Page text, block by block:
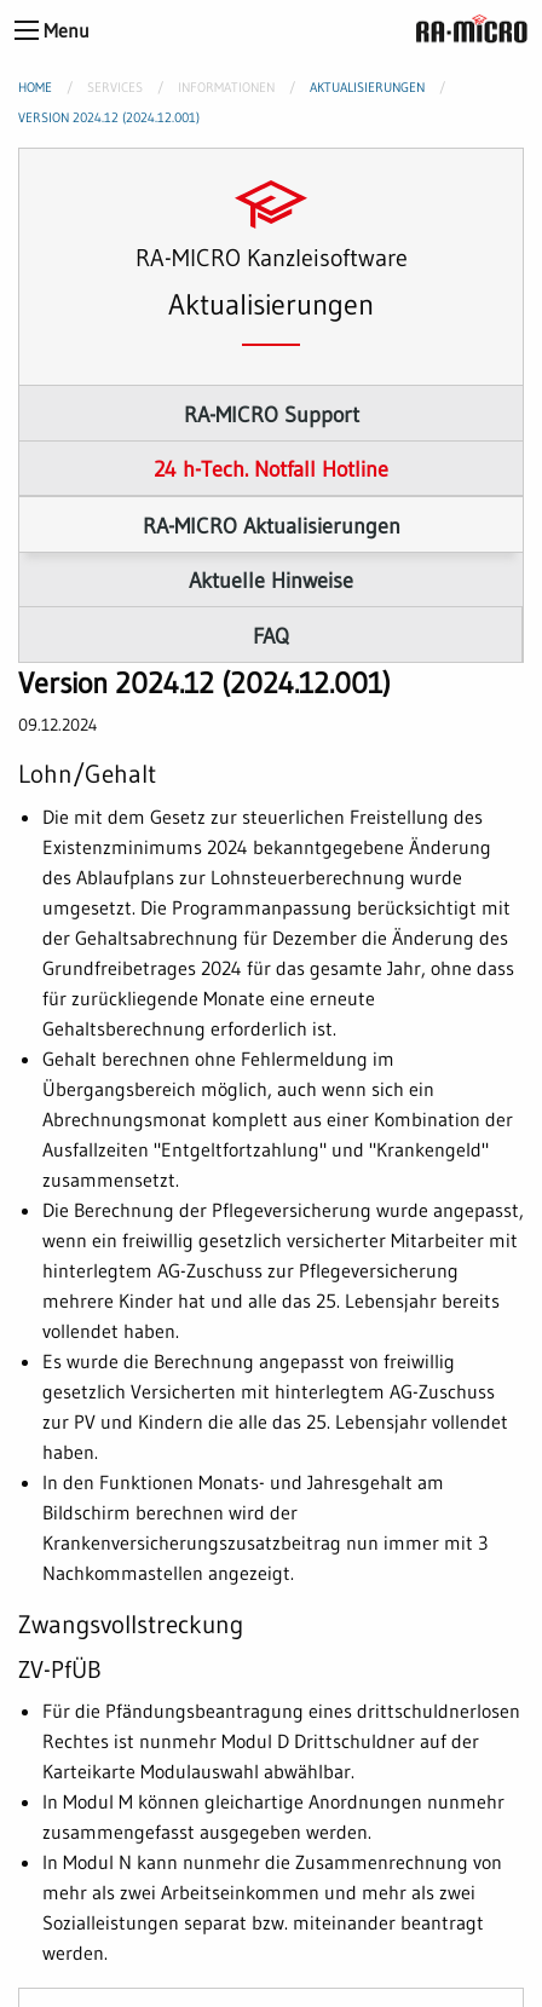
Menu
HOME SERVICES INFORMATIONEN
AKTUALISIERUNGEN
VERSION 2024.12 (2024.12.001)
RA-MICRO Kanzleisoftware
Aktualisierungen
RA-MICRO Support
24 h-Tech. Notfall Hotline
RA-MICRO Aktualisierungen
Aktuelle Hinweise
FAQ
Version 2024.12 (2024.12.001)
09.12.2024
Lohn/Gehalt
Die mit dem Gesetz zur steuerlichen Freistellung des
Existenzminimums 2024 bekanntgegebene Änderung
des Ablaufplans zur Lohnsteuerberechnung wurde
umgesetzt. Die Programmanpassung berücksichtigt mit
der Gehaltsabrechnung für Dezember die Änderung des
Grundfreibetrages 2024 für das gesamte Jahr, ohne dass
für zurückliegende Monate eine erneute
Gehaltsberechnung erforderlich ist.
Gehalt berechnen ohne Fehlermeldung im
Übergangsbereich möglich, auch wenn sich ein
Abrechnungsmonat komplett aus einer Kombination der
Ausfallzeiten "Entgeltfortzahlung" und "Krankengeld"
zusammensetzt.
Die Berechnung der Pflegeversicherung wurde angepasst,
wenn ein freiwillig gesetzlich versicherter Mitarbeiter mit
hinterlegtem AG-Zuschuss zur Pflegeversicherung
mehrere Kinder hat und alle das 25. Lebensjahr bereits
vollendet haben.
Es wurde die Berechnung angepasst von freiwillig
gesetzlich Versicherten mit hinterlegtem AG-Zuschuss
zur PV und Kindern die alle das 25. Lebensjahr vollendet
haben.
In den Funktionen Monats- und Jahresgehalt am
Bildschirm berechnen wird der
Krankenversicherungszusatzbeitrag nun immer mit 3
Nachkommastellen angezeigt.
Zwangsvollstreckung
ZV-PfÜB
Für die Pfändungsbeantragung eines drittschuldnerlosen
Rechtes ist nunmehr Modul D Drittschuldner auf der
Karteikarte Modulauswahl abwählbar.
In Modul M können gleichartige Anordnungen nunmehr
zusammengefasst ausgegeben werden.
In Modul N kann nunmehr die Zusammenrechnung von
mehr als zwei Arbeitseinkommen und mehr als zwei
Sozialleistungen separat bzw. miteinander beantragt
werden.